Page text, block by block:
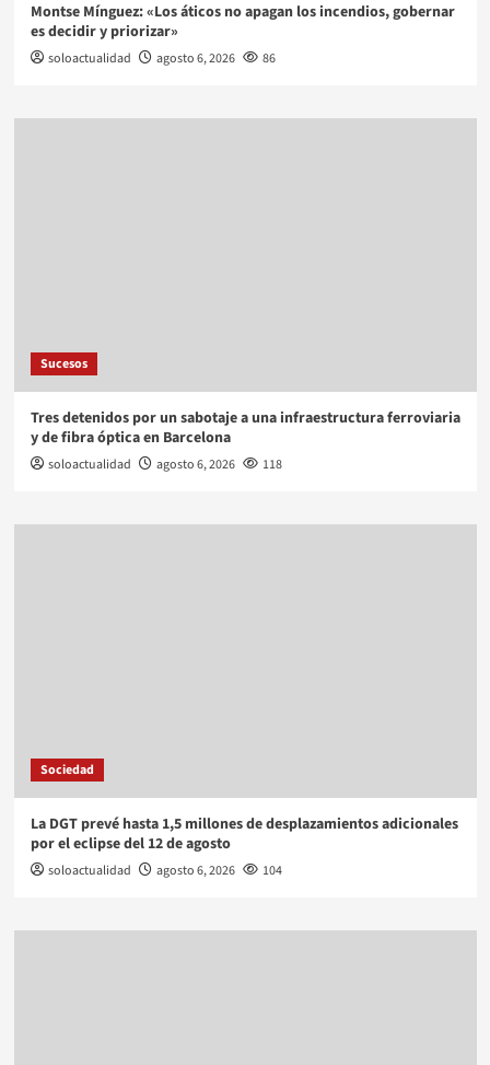
Montse Mínguez: «Los áticos no apagan los incendios, gobernar
es decidir y priorizar»
soloactualidad agosto 6, 2026 86
Sucesos
Tres detenidos por un sabotaje a una infraestructura ferroviaria
y de fibra óptica en Barcelona
soloactualidad agosto 6, 2026 118
Sociedad
La DGT prevé hasta 1,5 millones de desplazamientos adicionales
por el eclipse del 12 de agosto
soloactualidad agosto 6, 2026 104